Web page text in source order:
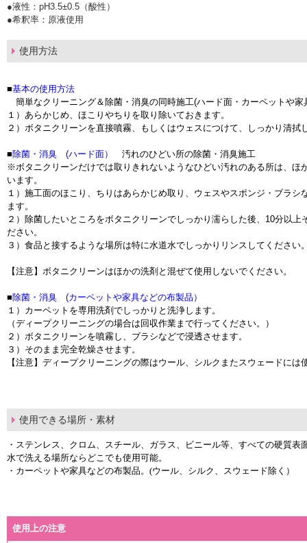
●液性：pH3.5±0.5（酸性）
●希釈率：原液使用
使用方法
■基本の使用方法
簡単なクリーニング＆除菌・消臭の同時施工(ハード面・カーペットや家
１）あらかじめ、ほこりやちりを取り除いておきます。
２）ボタニクリーンを直接噴霧、もしくはウェスにつけて、しっかり清拭
■除菌・消臭 (ハード面）
汚れのひどい所の除菌・消臭施工
※ボタニクリーンだけでは取りきれないようなひどい汚れのある所は、ほ
います。
１）施工面のほこり、ちりはあらかじめ取り、ウェスやスポンジ・ブラシ
ます。
２）除菌したいところをボタニクリーンでしっかり濡らした後、10分以
ださい。
３）食品と接するような場所は特に水道水でしっかりリンスしてください
【注意】ボタニクリーンはほかの洗剤と混ぜて使用しないでください。
■除菌・消臭 (カーペットや家具などの布製品）
１）カーペットを専用洗剤でしっかりと洗浄します。
（ディープクリーニングの場合は回収作業まで行ってください。）
２）ボタニクリーンを噴霧し、ブラシなどで浸透させます。
３）そのまま完全乾燥させます。
【注意】ディープクリーニングの際はウール、シルクまたスウェードには
使用できる場所・素材
・ステンレス、クロム、スチール、ガラス、ビニール等、すべての硬質表
水で洗える場所ならどこでも使用可能。
・カーペットや家具などの布製品。(ウール、シルク、スウェード除く）
使用上の注意